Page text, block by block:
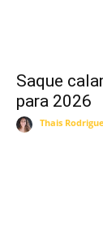
Saque
para 2026
Thais